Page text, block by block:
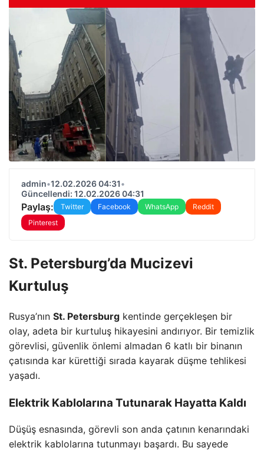
admin•12.02.2026 04:31•
Güncellendi: 12.02.2026 04:31
Paylaş: Twitter Facebook WhatsApp
Reddit
Pinterest
St. Petersburg’da Mucizevi
Kurtuluş
Rusya’nın St. Petersburg kentinde gerçekleşen bir
olay, adeta bir kurtuluş hikayesini andırıyor. Bir temizlik
görevlisi, güvenlik önlemi almadan 6 katlı bir binanın
çatısında kar kürettiği sırada kayarak düşme tehlikesi
yaşadı.
Elektrik Kablolarına Tutunarak Hayatta Kaldı
Düşüş esnasında, görevli son anda çatının kenarındaki
elektrik kablolarına tutunmayı başardı. Bu sayede